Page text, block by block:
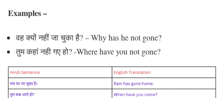
Examples–
वह क्यों नहीं जा चुका है? – Why has he not gone?
तुम कहां नही गए हो? -Where have you not gone?